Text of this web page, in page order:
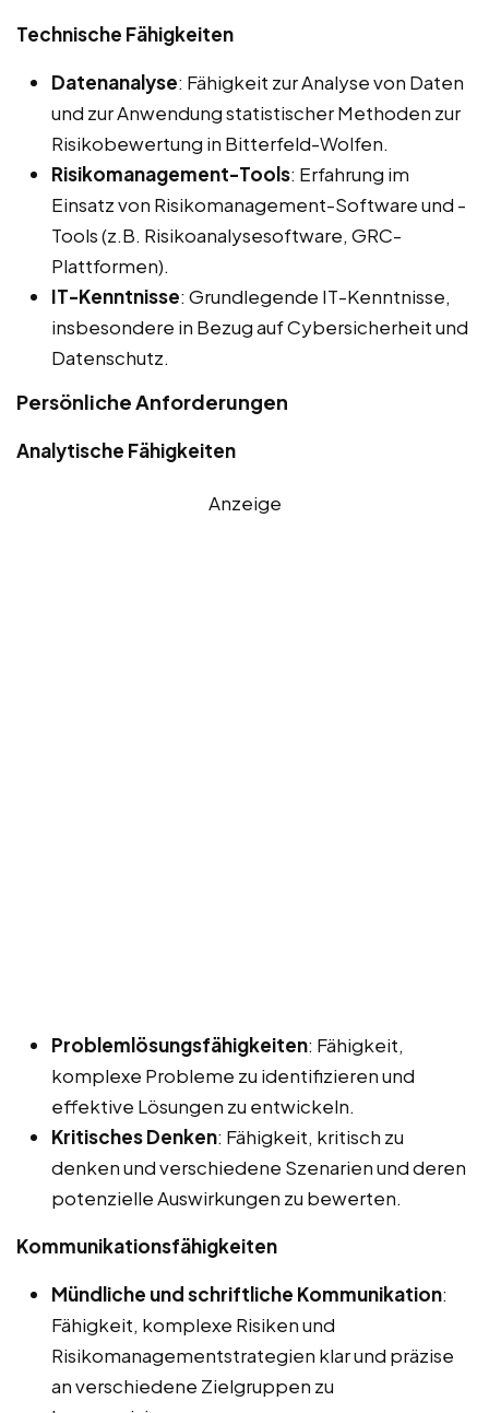
Technische Fähigkeiten
Datenanalyse: Fähigkeit zur Analyse von Daten
und zur Anwendung statistischer Methoden zur
Risikobewertung in Bitterfeld-Wolfen.
Risikomanagement-Tools: Erfahrung im
Einsatz von Risikomanagement-Software und -
Tools (z.B. Risikoanalysesoftware, GRC-
Plattformen).
IT-Kenntnisse: Grundlegende IT-Kenntnisse,
insbesondere in Bezug auf Cybersicherheit und
Datenschutz.
Persönliche Anforderungen
Analytische Fähigkeiten
Anzeige
Problemlösungsfähigkeiten: Fähigkeit,
komplexe Probleme zu identifizieren und
effektive Lösungen zu entwickeln.
Kritisches Denken: Fähigkeit, kritisch zu
denken und verschiedene Szenarien und deren
potenzielle Auswirkungen zu bewerten.
Kommunikationsfähigkeiten
Mündliche und schriftliche Kommunikation:
Fähigkeit, komplexe Risiken und
Risikomanagementstrategien klar und präzise
an verschiedene Zielgruppen zu